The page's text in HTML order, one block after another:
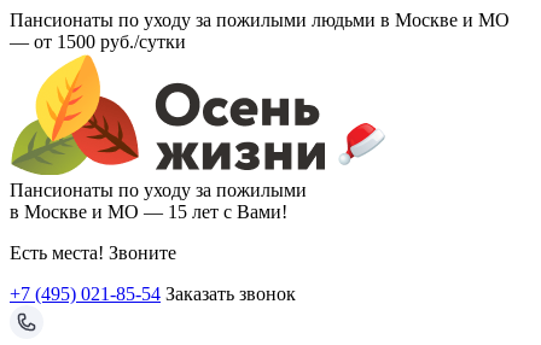
Пансионаты по уходу за пожилыми людьми в Москве и МО
— от 1500 руб./сутки
Пансионаты по уходу за пожилыми
в Москве и МО — 15 лет с Вами!
Есть места! Звоните
+7 (495) 021-85-54 Заказать звонок